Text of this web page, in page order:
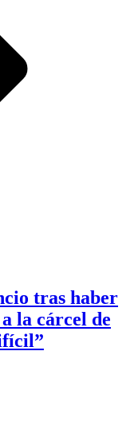
tras haber
la cárcel de